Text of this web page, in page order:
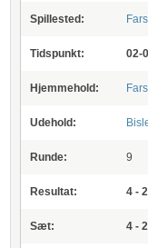
Spillested:
Tidspunkt: 02-
Hjemmehold:
Udehold:
Runde: 9
Resultat: 4 - 2
Sæt: 4 - 2